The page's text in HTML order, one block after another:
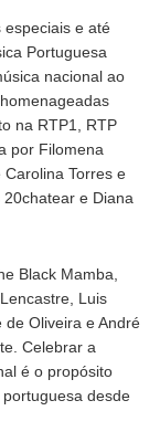
especiais e até
Portuguesa
nacional ao
na RTP1, RTP
por Filomena
Torres e
e Diana
Black Mamba,
Luis
Oliveira e André
Celebrar a
é o propósito
desde